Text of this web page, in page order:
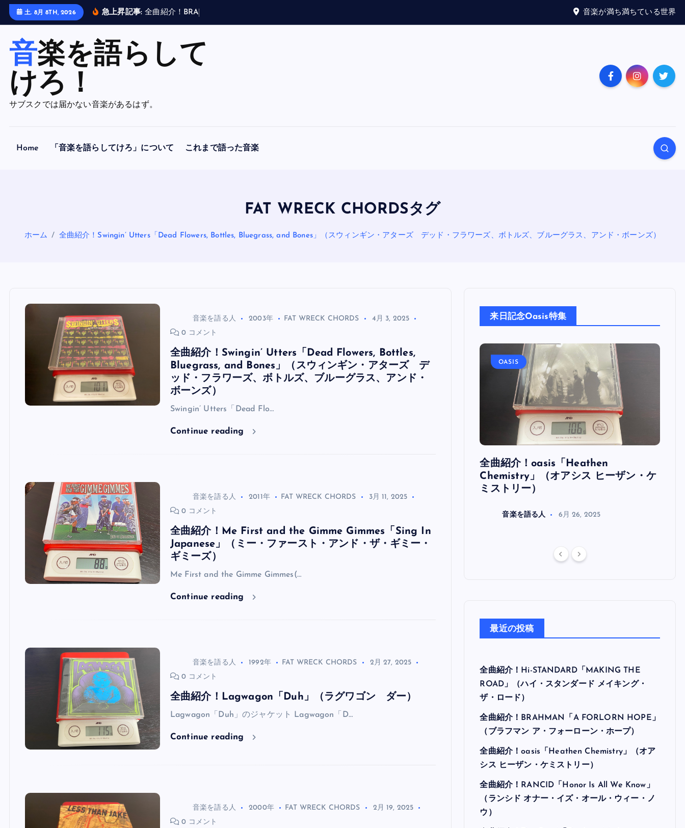
土. 8月 8TH, 2026 急上昇記事: 全曲 紹介 ！ B RA 音楽が満ち満ちている世界
音楽を語らして
けろ！
サブスクでは届かない音楽があるはず。
Home 「音楽を語らしてけろ」について これまで語った音楽
FAT WRECK CHORDSタグ
ホーム 全曲紹介！Swingin’ Utters「Dead Flowers, Bottles, Bluegrass, and Bones」（スウィンギン・アターズ デッド・フラワーズ、ボトルズ、ブルーグラス、アンド・ボーンズ）
音楽を語る人 2003年 FAT WRECK CHORDS
4月 3, 2025
0 コメント
全曲紹介！Swingin’ Utters「Dead Flowers, Bottles,
Bluegrass, and Bones」（スウィンギン・アターズ デ
ッド・フラワーズ、ボトルズ、ブルーグラス、アンド・
ボーンズ）
Swingin’ Utters「Dead Flo…
Continue reading
音楽を語る人 2011年 FAT WRECK CHORDS
3月 11, 2025
0 コメント
全曲紹介！Me First and the Gimme Gimmes「Sing In
Japanese」（ミー・ファースト・アンド・ザ・ギミー・
ギミーズ）
Me First and the Gimme Gimmes(…
Continue reading
音楽を語る人 1992年 FAT WRECK CHORDS
2月 27, 2025
0 コメント
全曲紹介！Lagwagon「Duh」（ラグワゴン ダー）
Lagwagon「Duh」のジャケット Lagwagon「D…
Continue reading
音楽を語る人 2000年 FAT WRECK CHORDS
2月 19, 2025
0 コメント
来日記念Oasis特集
OASIS OASIS
全曲紹介！oasis「Heathen
Chemistry」（オアシス ヒーザン・ケ
ミストリー）
音楽を語る人 6月 26, 2025
最近の投稿
全曲紹介！Hi-STANDARD「MAKING THE
ROAD」（ハイ・スタンダード メイキング・
ザ・ロード）
全曲紹介！BRAHMAN「A FORLORN HOPE」
（ブラフマン ア・フォーローン・ホープ）
全曲紹介！oasis「Heathen Chemistry」（オア
シス ヒーザン・ケミストリー）
全曲紹介！RANCID「Honor Is All We Know」
（ランシド オナー・イズ・オール・ウィー・ノ
ウ）